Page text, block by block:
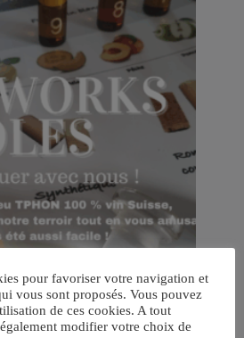
viticoles jeu TPHON
pour favoriser votre navigation et
vous sont proposés. Vous pouvez
de ces cookies. A tout
modifier votre choix de